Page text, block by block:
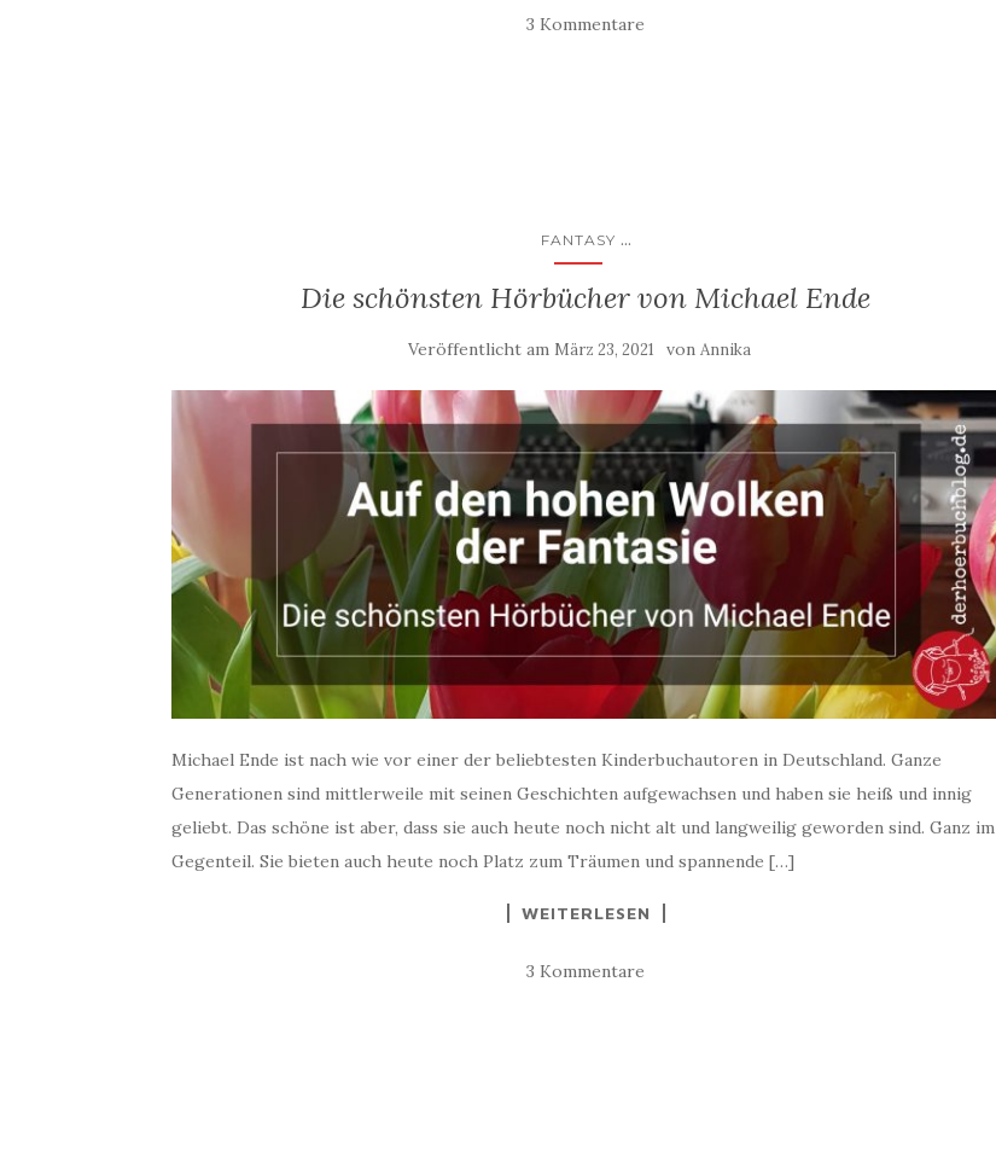
3 Kommentare
FANTASY ...
Die schönsten Hörbücher von Michael Ende
Veröffentlicht am März 23, 2021 vonAnnika
Michael Ende ist nach wie vor einer der beliebtesten Kinderbuchautoren in Deutschland. Ganze
Generationen sind mittlerweile mit seinen Geschichten aufgewachsen und haben sie heiß und innig
geliebt. Das schöne ist aber, dass sie auch heute noch nicht alt und langweilig geworden sind. Ganz im
Gegenteil. Sie bieten auch heute noch Platz zum Träumen und spannende […]
WEITERLESEN
3 Kommentare